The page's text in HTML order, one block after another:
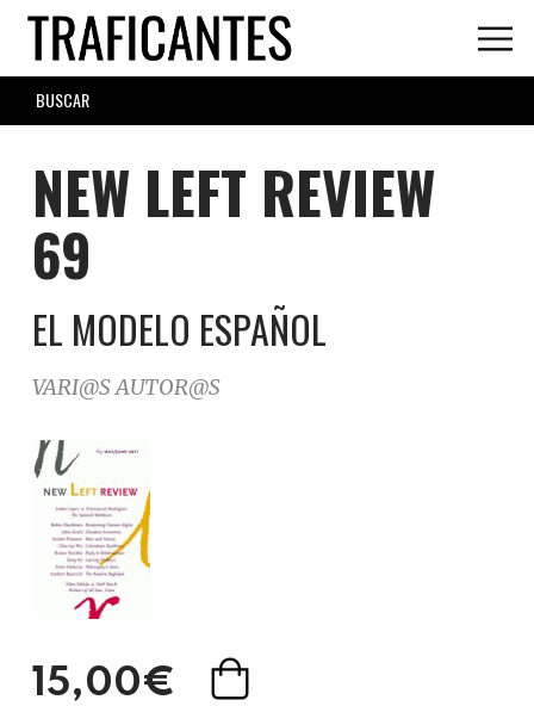
Skip
main
content
SEARCH
FORM
NEW LEFT REVIEW
69
EL MODELO ESPAÑOL
VARI@S AUTOR@S
15,00€